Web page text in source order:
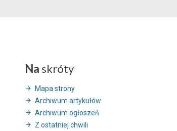
Na skróty
Mapa strony
Archiwum artykułów
Archiwum ogłoszeń
Z ostatniej chwili